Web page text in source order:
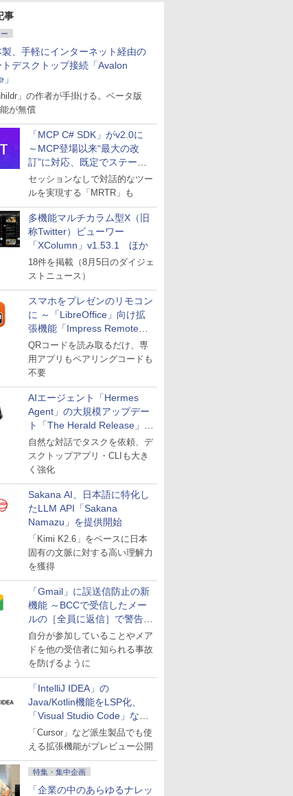
事
、手軽にインターネット経由の
トデスクトップ接続「Avalon
」の作者が手掛ける。ベータ版
が無償
「MCP C# SDK」がv2.0に
～MCP登場以来“最大の改
訂”に対応、既定でステート
レスへ
セッションなしで対話的なツー
ルを実現する「MRTR」も
多機能マルチカラム型X（旧
称Twitter）ビューワー
「XColumn」v1.53.1 ほか
18件を掲載（8月5日のダイジェ
ストニュース）
スマホをプレゼンのリモコン
に ～「LibreOffice」向け拡
張機能「Impress Remote」
が公開
QRコードを読み取るだけ、専
用アプリもペアリングコードも
不要
AIエージェント「Hermes
Agent」の大規模アップデー
ト「The Herald Release」が
公開
自然な対話でタスクを依頼、デ
スクトップアプリ・CLIも大き
く強化
Sakana AI、日本語に特化し
たLLM API「Sakana
Namazu」を提供開始
「Kimi K2.6」をベースに日本
固有の文脈に対する高い理解力
を獲得
「Gmail」に誤送信防止の新
機能 ～BCCで受信したメー
ルの［全員に返信］で警告を
表示
自分が参加していることやメア
ドを他の受信者に知られる事故
を防げるように
「IntelliJ IDEA」の
Java/Kotlin機能をLSP化、
「Visual Studio Code」など
にも開放
「Cursor」など派生製品でも使
える拡張機能がプレビュー公開
特集・集中企画
「企業の中のあらゆるナレッ